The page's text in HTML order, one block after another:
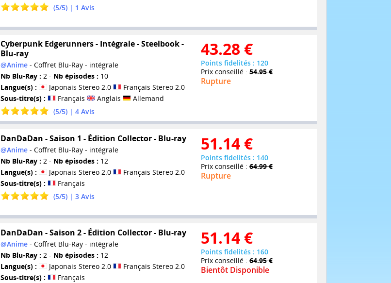
(5/5) | 1 Avis
Cyberpunk Edgerunners - Intégrale - Steelbook -
Blu-ray
@Anime- Coffret Blu-Ray - intégrale
Nb Blu-Ray : 2 - Nb épisodes : 10
Langue(s) :
Japonais Stereo 2.0
Français Stereo 2.0
Sous-titre(s) :
Français Anglais
Allemand
(5/5) | 4Avis
43.28 €
Points fidelités : 120
Prix conseillé : 54.95 €
Rupture
DanDaDan - Saison 1 - Édition Collector - Blu-ray
@Anime- Coffret Blu-Ray - intégrale
Nb Blu-Ray : 2 - Nb épisodes : 12
Langue(s) :
Japonais Stereo 2.0
Français Stereo 2.0
Sous-titre(s) :
Français
(5/5) | 3Avis
51.14 €
Points fidelités : 140
Prix conseillé : 64.99 €
Rupture
DanDaDan - Saison 2 - Édition Collector - Blu-ray
@Anime- Coffret Blu-Ray - intégrale
Nb Blu-Ray : 2 - Nb épisodes : 12
Langue(s) :
Japonais Stereo 2.0
Français Stereo 2.0
Sous-titre(s) :
Français
51.14 €
Points fidelités : 160
Prix conseillé : 64.95 €
Bientôt Disponible